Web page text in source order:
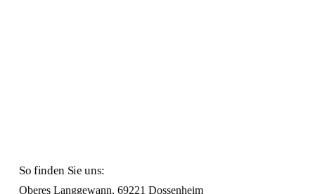
So finden Sie uns:
Oberes Langgewann, 69221 Dossenheim